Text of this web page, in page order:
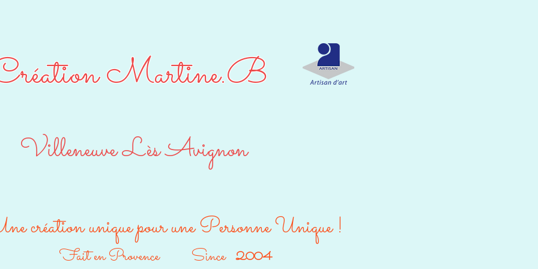
Martine.B
Villeneuve Lès Avignon
création unique pour une Personne Unique !
Fait en Provence Since 2004